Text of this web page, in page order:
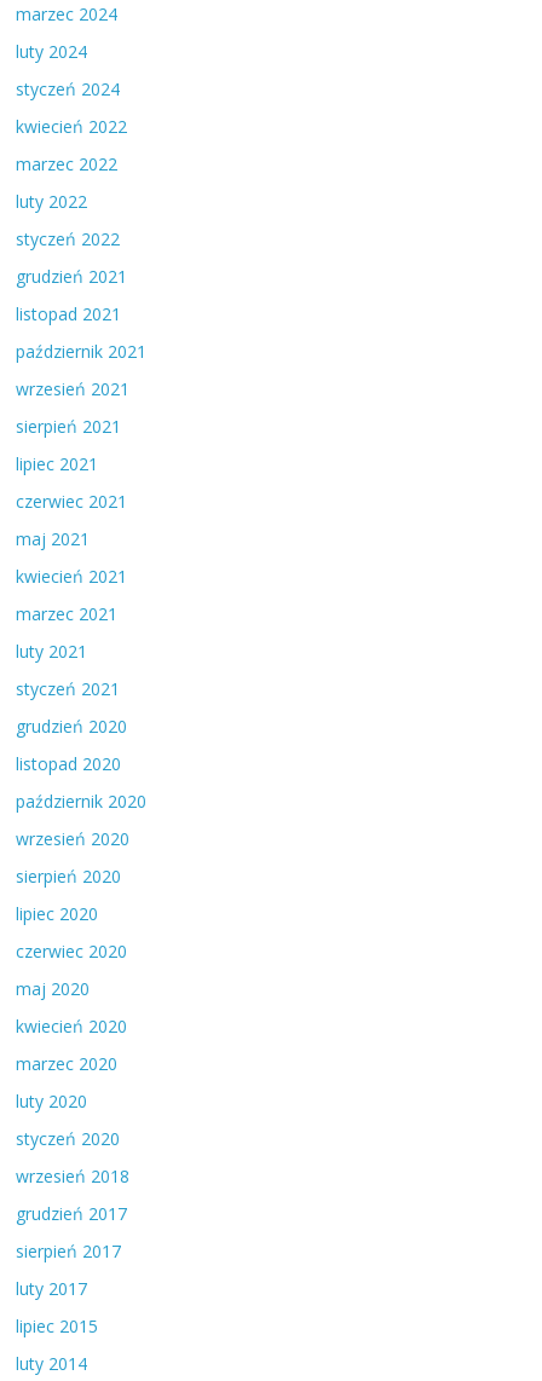
marzec 2024
luty 2024
styczeń 2024
kwiecień 2022
marzec 2022
luty 2022
styczeń 2022
grudzień 2021
listopad 2021
październik 2021
wrzesień 2021
sierpień 2021
lipiec 2021
czerwiec 2021
maj 2021
kwiecień 2021
marzec 2021
luty 2021
styczeń 2021
grudzień 2020
listopad 2020
październik 2020
wrzesień 2020
sierpień 2020
lipiec 2020
czerwiec 2020
maj 2020
kwiecień 2020
marzec 2020
luty 2020
styczeń 2020
wrzesień 2018
grudzień 2017
sierpień 2017
luty 2017
lipiec 2015
luty 2014